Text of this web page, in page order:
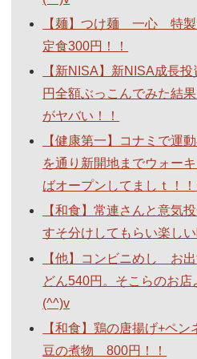
【麺】つけ麺 一心 特製
定食300円！！
【新NISA】新NISA成長
円全額ぶっこんでみた結
がヤバい！！
【健康第一】コナミで運
を通り新開地までウォー
ばオープンしてましｔ！
【和食】常連さんと意気
すそ分けしてもらい楽し
【他】コンビニめし お
どん540円。そこらのお店
(^^)v
【和食】鶏の唐揚げ+ペ
豆の煮物 800円！！